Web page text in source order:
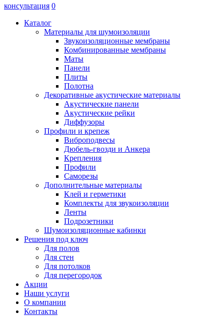
консультация 0
Каталог
Материалы для шумоизоляции
Звукоизоляционные мембраны
Комбинированные мембраны
Маты
Панели
Плиты
Полотна
Декоративные акустические материалы
Акустические панели
Акустические рейки
Диффузоры
Профили и крепеж
Виброподвесы
Дюбель-гвозди и Анкера
Крепления
Профили
Саморезы
Дополнительные материалы
Клей и герметики
Комплекты для звукоизоляции
Ленты
Подрозетники
Шумоизоляционные кабинки
Решения под ключ
Для полов
Для стен
Для потолков
Для перегородок
Акции
Наши услуги
О компании
Контакты